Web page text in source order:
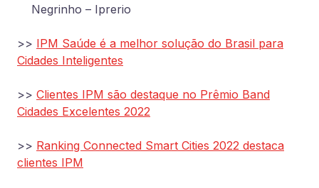
Negrinho – Iprerio
>> IPM Saúde é a melhor solução do Brasil para
Cidades Inteligentes
>> Clientes IPM são destaque no Prêmio Band
Cidades Excelentes 2022
>> Ranking Connected Smart Cities 2022 destaca
clientes IPM